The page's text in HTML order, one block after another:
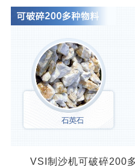
VSI制沙机可破碎200